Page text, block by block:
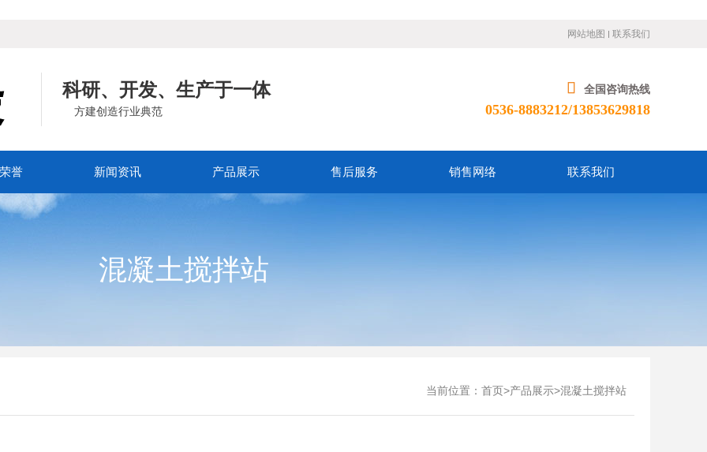
网站地图 联系我们
科研、开发、生产于一体
方建创造行业典范
全国咨询热线
0536-8883212/13853629818
誉 新闻资讯 产品展示 售后服务 销售网络 联系我们
混凝土搅拌站
当前位置： 首页 >产品展示>混凝土搅拌站